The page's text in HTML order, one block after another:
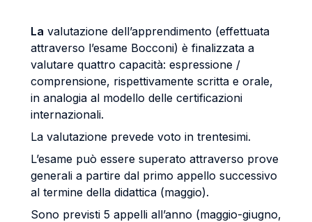
La valutazione dell’apprendimento (effettuata
attraverso l’esame Bocconi) è finalizzata a
valutare quattro capacità: espressione /
comprensione, rispettivamente scritta e orale,
in analogia al modello delle certificazioni
internazionali.
La valutazione prevede voto in trentesimi.
L’esame può essere superato attraverso prove
generali a partire dal primo appello successivo
al termine della didattica (maggio).
Sono previsti 5 appelli all’anno (maggio-giugno,